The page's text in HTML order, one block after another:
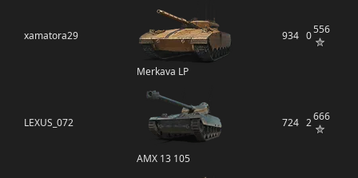
xamatora29
Merkava LP
934 0556
LEXUS_072
AMX 13 105
724 2666